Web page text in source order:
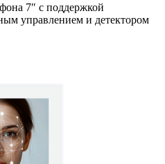
7″ с поддержкой
управлением и детектором